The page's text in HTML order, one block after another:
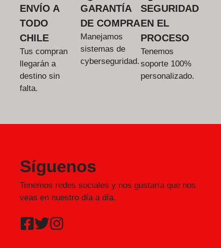
ENVÍO A
TODO
CHILE
Tus compran
llegarán a
destino sin
falta.
GARANTÍA
DE COMPRA
Manejamos
sistemas de
cyberseguridad.
SEGURIDAD
EN EL
PROCESO
Tenemos
soporte 100%
personalizado.
Síguenos
Tenemos redes sociales y nos gustaría que nos
veas en nuestro día a día.